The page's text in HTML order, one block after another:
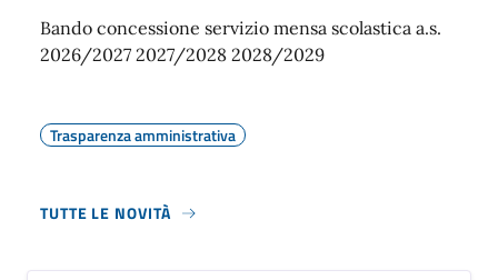
Bando concessione servizio mensa scolastica a.s.
2026/2027 2027/2028 2028/2029
Trasparenza amministrativa
TUTTE LE NOVITÀ